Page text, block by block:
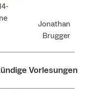
Jonathan
Brugger
Vorlesungen